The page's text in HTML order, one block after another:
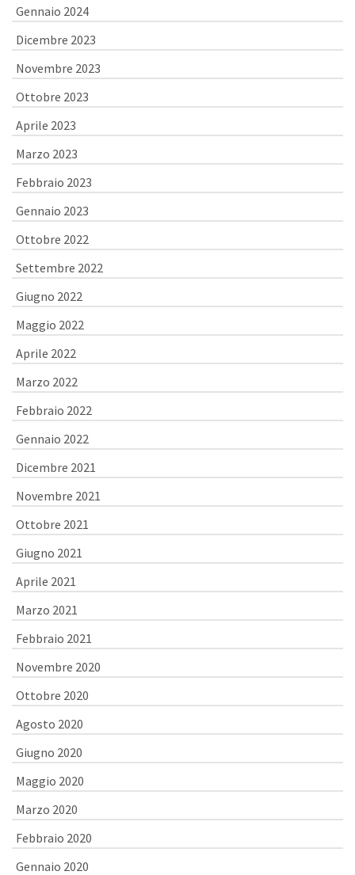
Gennaio 2024
Dicembre 2023
Novembre 2023
Ottobre 2023
Aprile 2023
Marzo 2023
Febbraio 2023
Gennaio 2023
Ottobre 2022
Settembre 2022
Giugno 2022
Maggio 2022
Aprile 2022
Marzo 2022
Febbraio 2022
Gennaio 2022
Dicembre 2021
Novembre 2021
Ottobre 2021
Giugno 2021
Aprile 2021
Marzo 2021
Febbraio 2021
Novembre 2020
Ottobre 2020
Agosto 2020
Giugno 2020
Maggio 2020
Marzo 2020
Febbraio 2020
Gennaio 2020